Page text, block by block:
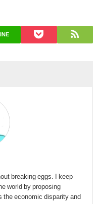
breaking eggs. I keep
world by proposing
the economic disparity and